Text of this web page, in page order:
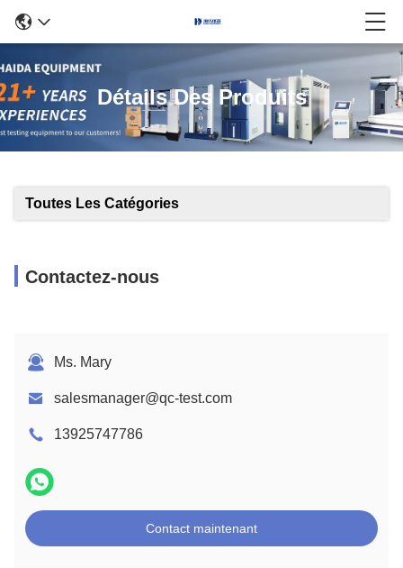
Détails Des Produits
Toutes Les Catégories
Contactez-nous
Ms. Mary
salesmanager@qc-test.com
13925747786
Contact maintenant